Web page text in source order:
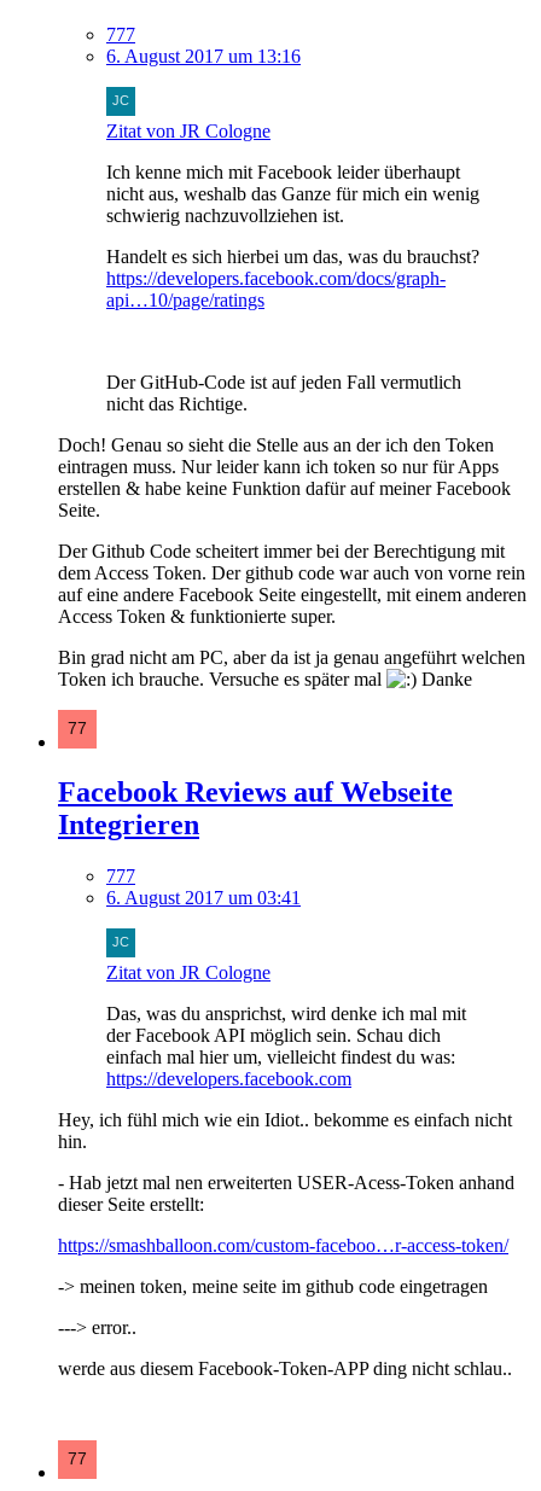
777
6. August 2017 um 13:16
Zitat von JR Cologne
Ich kenne mich mit Facebook leider überhaupt
nicht aus, weshalb das Ganze für mich ein wenig
schwierig nachzuvollziehen ist.
Handelt es sich hierbei um das, was du brauchst?
https://developers.facebook.com/docs/graph-
api…10/page/ratings
Der GitHub-Code ist auf jeden Fall vermutlich
nicht das Richtige.
Doch! Genau so sieht die Stelle aus an der ich den Token
eintragen muss. Nur leider kann ich token so nur für Apps
erstellen & habe keine Funktion dafür auf meiner Facebook
Seite.
Der Github Code scheitert immer bei der Berechtigung mit
dem Access Token. Der github code war auch von vorne rein
auf eine andere Facebook Seite eingestellt, mit einem anderen
Access Token & funktionierte super.
Bin grad nicht am PC, aber da ist ja genau angeführt welchen
Token ich brauche. Versuche es später mal
Danke
Facebook Reviews auf Webseite
Integrieren
777
6. August 2017 um 03:41
Zitat von JR Cologne
Das, was du ansprichst, wird denke ich mal mit
der Facebook API möglich sein. Schau dich
einfach mal hier um, vielleicht findest du was:
https://developers.facebook.com
Hey, ich fühl mich wie ein Idiot.. bekomme es einfach nicht
hin.
- Hab jetzt mal nen erweiterten USER-Acess-Token anhand
dieser Seite erstellt:
https://smashballoon.com/custom-faceboo…r-access-token/
-> meinen token, meine seite im github code eingetragen
---> error..
werde aus diesem Facebook-Token-APP ding nicht schlau..